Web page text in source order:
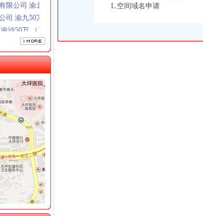
司 渝九50万 （工商注册）
沙50万 （工商注册）
有限公司
”就能创办企_创业聚合信息_开店之家
？_宁宁妈咪_天涯问答_天涯社区
【今日推荐网-郑州工商/税务/财务】
重”(图)-搜狐滚动
(图)-搜狐滚动
低“门槛”激励创业人-德州社会-德
)_网易新闻
”了|机构|注册_凤凰财经
L.空间域名申请